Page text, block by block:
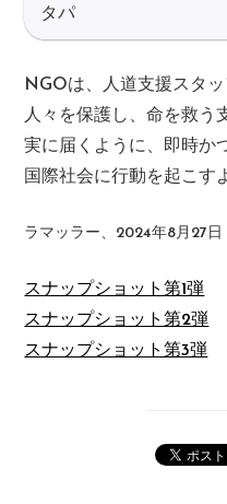
タパ
NGOは、人道支援スタ
人々を保護し、命を救う
実に届くように、即時か
国際社会に行動を起こす
ラマッラー、2024年8月27日
スナップショット第1弾
スナップショット第2弾
スナップショット第3弾